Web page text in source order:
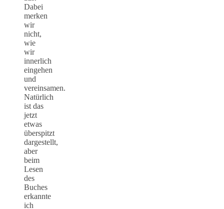
Dabei
merken
wir
nicht,
wie
wir
innerlich
eingehen
und
vereinsamen.
Natürlich
ist das
jetzt
etwas
überspitzt
dargestellt,
aber
beim
Lesen
des
Buches
erkannte
ich